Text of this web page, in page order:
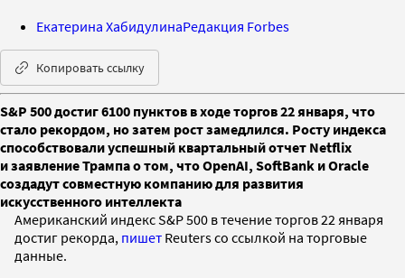
Екатерина ХабидулинаРедакция Forbes
Копировать ссылку
S&P 500 достиг 6100 пунктов в ходе торгов 22 января, что
стало рекордом, но затем рост замедлился. Росту индекса
способствовали успешный квартальный отчет Netflix
и заявление Трампа о том, что OpenAI, SoftBank и Oracle
создадут совместную компанию для развития
искусственного интеллекта
Американский индекс S&P 500 в течение торгов 22 января
достиг рекорда, пишет Reuters со ссылкой на торговые
данные.